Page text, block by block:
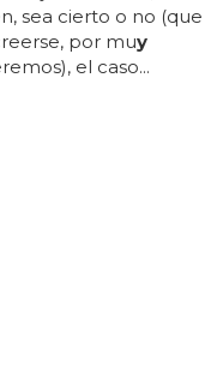
sea cierto o no (que
por muy
el caso...